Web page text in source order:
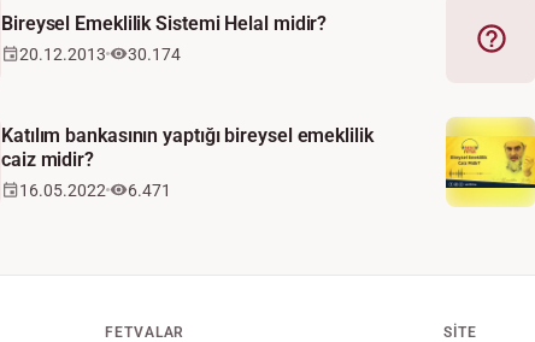
Bireysel Emeklilik Sistemi Helal midir?
20.12.2013 30.174 Fetva
Katılım bankasının yaptığı bireysel emeklilik
caiz midir?
16.05.2022 6.471
FETVALAR SITE